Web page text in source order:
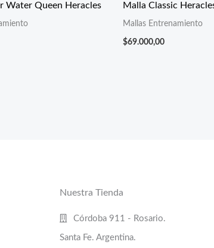
Water Queen Heracles
Malla Classic
Mallas Entrenamiento
$69.000,00
Nuestra Tienda
Córdoba 911 - Rosario.
Santa Fe. Argentina.